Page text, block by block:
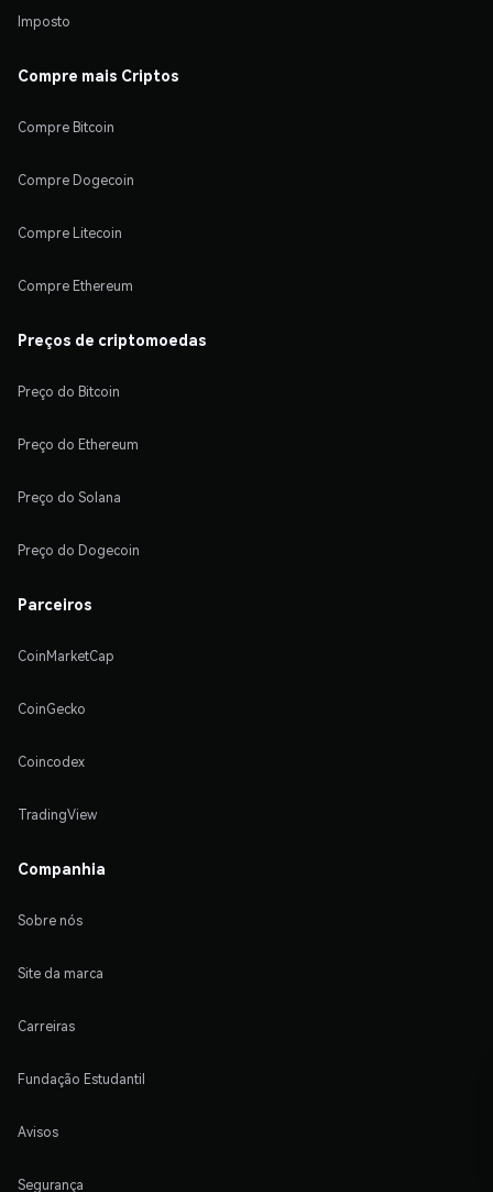
Imposto
Compre mais Criptos
Compre Bitcoin
Compre Dogecoin
Compre Litecoin
Compre Ethereum
Preços de criptomoedas
Preço do Bitcoin
Preço do Ethereum
Preço do Solana
Preço do Dogecoin
Parceiros
CoinMarketCap
CoinGecko
Coincodex
TradingView
Companhia
Sobre nós
Site da marca
Carreiras
Fundação Estudantil
Avisos
Segurança